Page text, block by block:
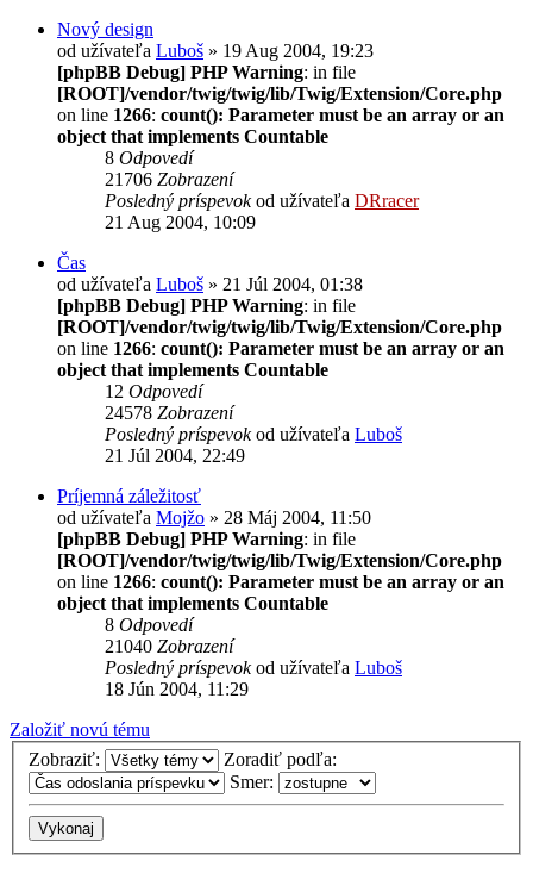
Nový design
od užívateľa Luboš » 19 Aug 2004, 19:23
[phpBB Debug] PHP Warning: in file
[ROOT]/vendor/twig/twig/lib/Twig/Extension/Core.php
on line 1266: count(): Parameter must be an array or an
object that implements Countable
8 Odpovedí
21706 Zobrazení
Posledný príspevokod užívateľa DRracer
21 Aug 2004, 10:09
Čas
od užívateľa Luboš » 21 Júl 2004, 01:38
[phpBB Debug] PHP Warning: in file
[ROOT]/vendor/twig/twig/lib/Twig/Extension/Core.php
on line 1266: count(): Parameter must be an array or an
object that implements Countable
12 Odpovedí
24578 Zobrazení
Posledný príspevokod užívateľa Luboš
21 Júl 2004, 22:49
Príjemná záležitosť
od užívateľa Mojžo » 28 Máj 2004, 11:50
[phpBB Debug] PHP Warning: in file
[ROOT]/vendor/twig/twig/lib/Twig/Extension/Core.php
on line 1266: count(): Parameter must be an array or an
object that implements Countable
8 Odpovedí
21040 Zobrazení
Posledný príspevokod užívateľa Luboš
18 Jún 2004, 11:29
Založiť novú tému
Zobraziť:
Zoradiť podľa:
Smer: